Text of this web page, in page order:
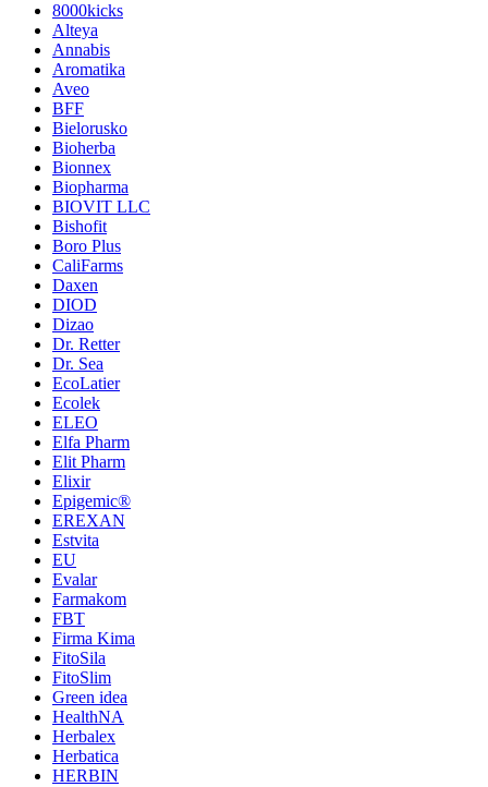
8000kicks
Alteya
Annabis
Aromatika
Aveo
BFF
Bielorusko
Bioherba
Bionnex
Biopharma
BIOVIT LLC
Bishofit
Boro Plus
CaliFarms
Daxen
DIOD
Dizao
Dr. Retter
Dr. Sea
EcoLatier
Ecolek
ELEO
Elfa Pharm
Elit Pharm
Elixir
Epigemic®
EREXAN
Estvita
EU
Evalar
Farmakom
FBT
Firma Kima
FitoSila
FitoSlim
Green idea
HealthNA
Herbalex
Herbatica
HERBIN